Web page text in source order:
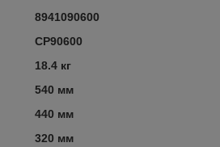
8941090600
CP90600
18.4 кг
540 мм
440 мм
320 мм